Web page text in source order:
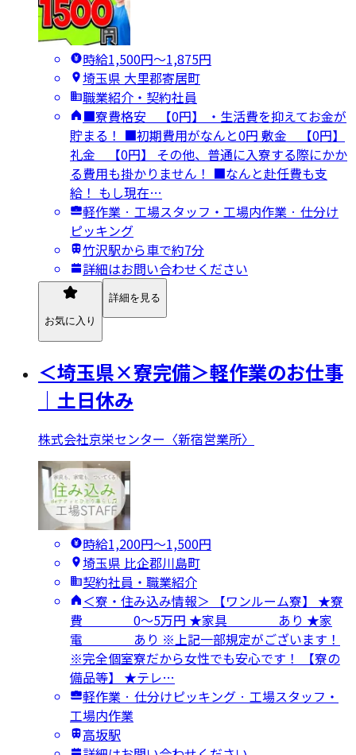
時給1,500円〜1,875円
埼玉県 大里郡寄居町
職業紹介・契約社員
■寮費格安 【0円】 ・生活費を抑えてお金が
貯まる！ ■初期費用がなんと0円 敷金 【0円】
礼金 【0円】 その他、普通に入寮する際にかか
る費用も掛かりません！ ■なんと赴任費も支
給！ もし現在…
軽作業 · 工場スタッフ・工場内作業 · 仕分け
ピッキング
竹沢駅から車で約7分
詳細はお問い合わせください
お気に入り
詳細を見る
＜埼玉県×寮完備＞軽作業のお仕事
｜土日休み
株式会社京栄センター〈新宿営業所〉
時給1,200円〜1,500円
埼玉県 比企郡川島町
契約社員・職業紹介
＜寮・住み込み情報＞ 【ワンルーム寮】 ★寮
費 0～5万円 ★家具 あり ★家
電 あり ※上記一部規定がございます！
※完全個室寮だから女性でも安心です！ 【寮の
備品等】 ★テレ…
軽作業 · 仕分けピッキング · 工場スタッフ・
工場内作業
高坂駅